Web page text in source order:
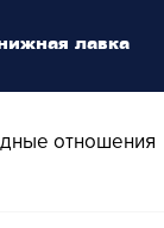
отношения
лавка